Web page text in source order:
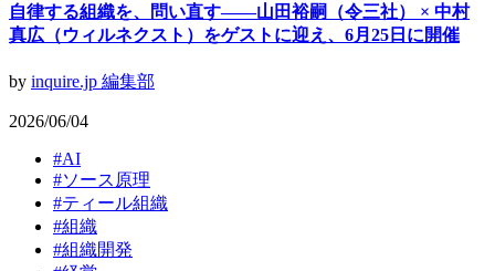
自律する組織を、問い直す——山田裕嗣（令三社） × 中村
真広（ウィルネクスト）をゲストに迎え、6月25日に開催
by inquire.jp 編集部
2026/06/04
#AI
#ソース原理
#ティール組織
#組織
#組織開発